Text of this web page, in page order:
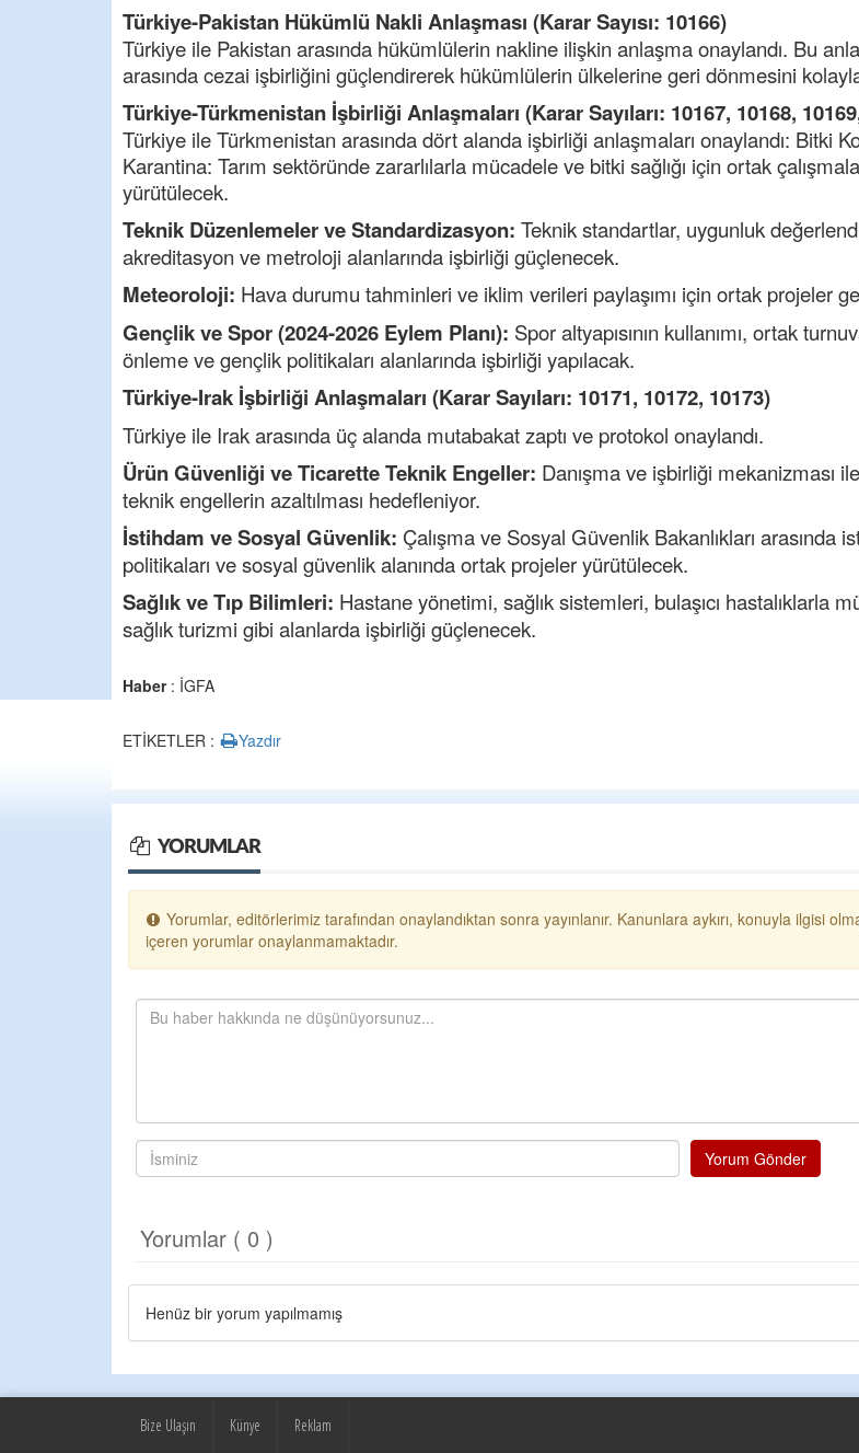
Türkiye-Pakistan Hükümlü Nakli Anlaşması (Karar Sayısı: 10166)
Türkiye ile Pakistan arasında hükümlülerin nakline ilişkin anlaşma onaylandı. Bu
arasında cezai işbirliğini güçlendirerek hükümlülerin ülkelerine geri dönmesini
Türkiye-Türkmenistan İşbirliği Anlaşmaları (Karar Sayıları: 10167, 10168,
Türkiye ile Türkmenistan arasında dört alanda işbirliği anlaşmaları onaylandı: Bitki
Karantina: Tarım sektöründe zararlılarla mücadele ve bitki sağlığı için ortak
yürütülecek.
Teknik Düzenlemeler ve Standardizasyon: Teknik standartlar, uygunluk
akreditasyon ve metroloji alanlarında işbirliği güçlenecek.
Meteoroloji: Hava durumu tahminleri ve iklim verileri paylaşımı için ortak projeler
Gençlik ve Spor (2024-2026 Eylem Planı): Spor altyapısının kullanımı, ortak
önleme ve gençlik politikaları alanlarında işbirliği yapılacak.
Türkiye-Irak İşbirliği Anlaşmaları (Karar Sayıları: 10171, 10172, 10173)
Türkiye ile Irak arasında üç alanda mutabakat zaptı ve protokol onaylandı.
Ürün Güvenliği ve Ticarette Teknik Engeller: Danışma ve işbirliği mekanizması
teknik engellerin azaltılması hedefleniyor.
İstihdam ve Sosyal Güvenlik: Çalışma ve Sosyal Güvenlik Bakanlıkları arasında
politikaları ve sosyal güvenlik alanında ortak projeler yürütülecek.
Sağlık ve Tıp Bilimleri: Hastane yönetimi, sağlık sistemleri, bulaşıcı hastalıklarla
sağlık turizmi gibi alanlarda işbirliği güçlenecek.
Haber: İGFA
ETİKETLER : Yazdır
YORUMLAR
Yorumlar, editörlerimiz tarafından onaylandıktan sonra yayınlanır. Kanunlara aykırı, konuyla ilgisi
içeren yorumlar onaylanmamaktadır.
Yorum Gönder
Yorumlar ( 0 )
Henüz bir yorum yapılmamış
Cengiz
Başkana
senedir
terbiyesi
Ereğli
probl...
Tebrikler
bir
Birol
bulmuş
Bize Ulaşın Künye Reklam